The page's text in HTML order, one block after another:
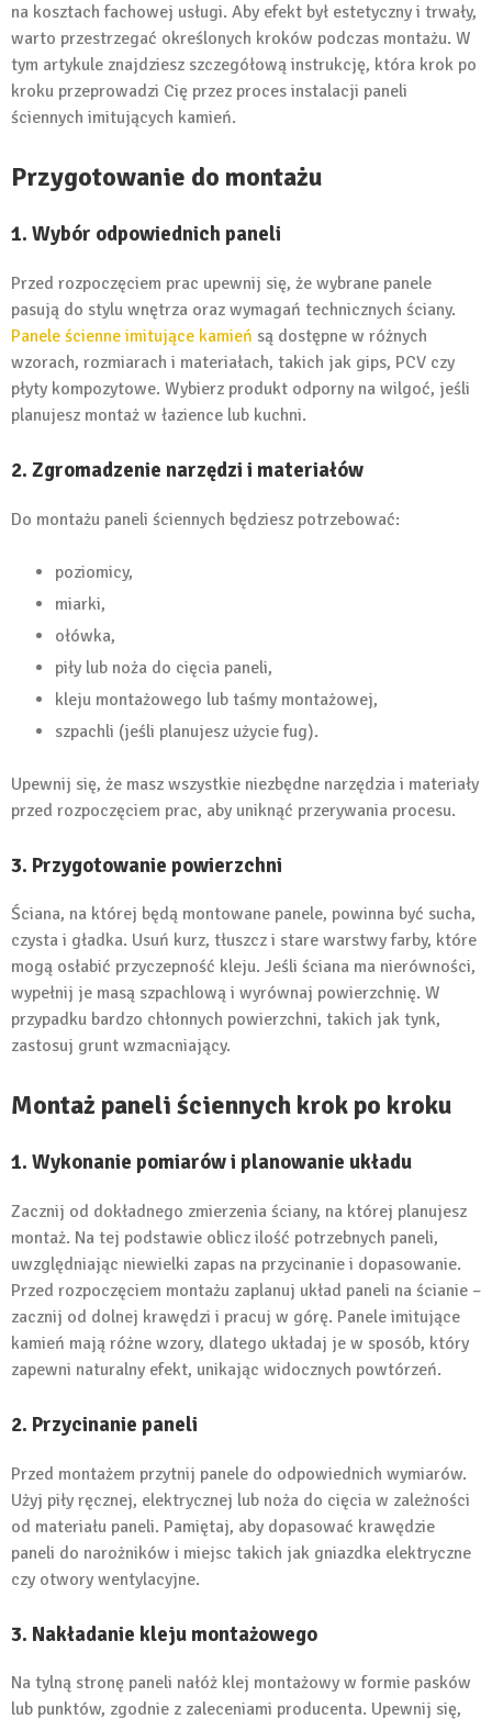
na kosztach fachowej usługi. Aby efekt był estetyczny i trwały,
warto przestrzegać określonych kroków podczas montażu. W
tym artykule znajdziesz szczegółową instrukcję, która krok po
kroku przeprowadzi Cię przez proces instalacji paneli
ściennych imitujących kamień.
Przygotowanie do montażu
1. Wybór odpowiednich paneli
Przed rozpoczęciem prac upewnij się, że wybrane panele
pasują do stylu wnętrza oraz wymagań technicznych ściany.
Panele ścienne imitujące kamień są dostępne w różnych
wzorach, rozmiarach i materiałach, takich jak gips, PCV czy
płyty kompozytowe. Wybierz produkt odporny na wilgoć, jeśli
planujesz montaż w łazience lub kuchni.
2. Zgromadzenie narzędzi i materiałów
Do montażu paneli ściennych będziesz potrzebować:
poziomicy,
miarki,
ołówka,
piły lub noża do cięcia paneli,
kleju montażowego lub taśmy montażowej,
szpachli (jeśli planujesz użycie fug).
Upewnij się, że masz wszystkie niezbędne narzędzia i materiały
przed rozpoczęciem prac, aby uniknąć przerywania procesu.
3. Przygotowanie powierzchni
Ściana, na której będą montowane panele, powinna być sucha,
czysta i gładka. Usuń kurz, tłuszcz i stare warstwy farby, które
mogą osłabić przyczepność kleju. Jeśli ściana ma nierówności,
wypełnij je masą szpachlową i wyrównaj powierzchnię. W
przypadku bardzo chłonnych powierzchni, takich jak tynk,
zastosuj grunt wzmacniający.
Montaż paneli ściennych krok po kroku
1. Wykonanie pomiarów i planowanie układu
Zacznij od dokładnego zmierzenia ściany, na której planujesz
montaż. Na tej podstawie oblicz ilość potrzebnych paneli,
uwzględniając niewielki zapas na przycinanie i dopasowanie.
Przed rozpoczęciem montażu zaplanuj układ paneli na ścianie –
zacznij od dolnej krawędzi i pracuj w górę. Panele imitujące
kamień mają różne wzory, dlatego układaj je w sposób, który
zapewni naturalny efekt, unikając widocznych powtórzeń.
2. Przycinanie paneli
Przed montażem przytnij panele do odpowiednich wymiarów.
Użyj piły ręcznej, elektrycznej lub noża do cięcia w zależności
od materiału paneli. Pamiętaj, aby dopasować krawędzie
paneli do narożników i miejsc takich jak gniazdka elektryczne
czy otwory wentylacyjne.
3. Nakładanie kleju montażowego
Na tylną stronę paneli nałóż klej montażowy w formie pasków
lub punktów, zgodnie z zaleceniami producenta. Upewnij się,